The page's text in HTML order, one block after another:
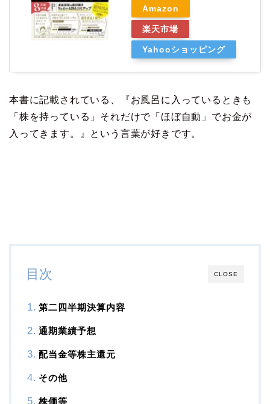
Amazon
楽天市場
Yahooショッピング
本書に記載されている、『お風呂に入っているときも
「株を持っている」それだけで「ほぼ自動」でお金が
入ってきます。』という言葉が好きです。
CLOSE
目次
第二四半期決算内容
通期業績予想
配当金等株主還元
その他
株価等